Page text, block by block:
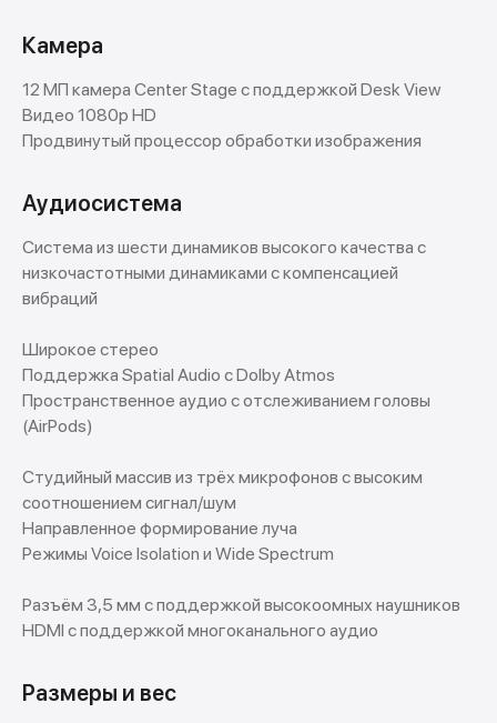
Камера
12 МП камера Center Stage с поддержкой Desk View
Видео 1080p HD
Продвинутый процессор обработки изображения
Аудиосистема
Система из шести динамиков высокого качества с
низкочастотными динамиками с компенсацией
вибраций
Широкое стерео
Поддержка Spatial Audio с Dolby Atmos
Пространственное аудио с отслеживанием головы
(AirPods)
Студийный массив из трёх микрофонов с высоким
соотношением сигнал/шум
Направленное формирование луча
Режимы Voice Isolation и Wide Spectrum
Разъём 3,5 мм с поддержкой высокоомных наушников
HDMI с поддержкой многоканального аудио
Размеры и вес
Подробнее
Новое устройство в тот же день!
Обменяй свой старый iPhone на новый